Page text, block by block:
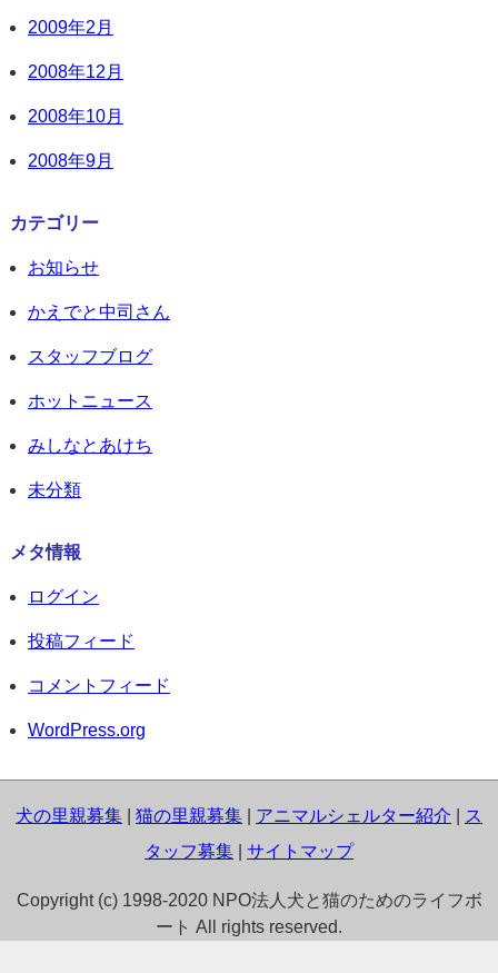
2009年2月
2008年12月
2008年10月
2008年9月
カテゴリー
お知らせ
かえでと中司さん
スタッフブログ
ホットニュース
みしなとあけち
未分類
メタ情報
ログイン
投稿フィード
コメントフィード
WordPress.org
犬の里親募集 猫の里親募集 アニマルシェルター紹介
ス
タッフ募集
サイトマップ
Copyright (c) 1998-2020 NPO法人犬と猫のためのライフボ
ート All rights reserved.